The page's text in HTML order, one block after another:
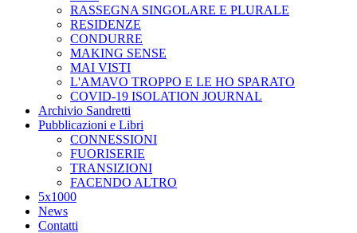
RASSEGNA SINGOLARE E PLURALE
RESIDENZE
CONDURRE
MAKING SENSE
MAI VISTI
L'AMAVO TROPPO E LE HO SPARATO
COVID-19 ISOLATION JOURNAL
Archivio Sandretti
Pubblicazioni e Libri
CONNESSIONI
FUORISERIE
TRANSIZIONI
FACENDO ALTRO
5x1000
News
Contatti